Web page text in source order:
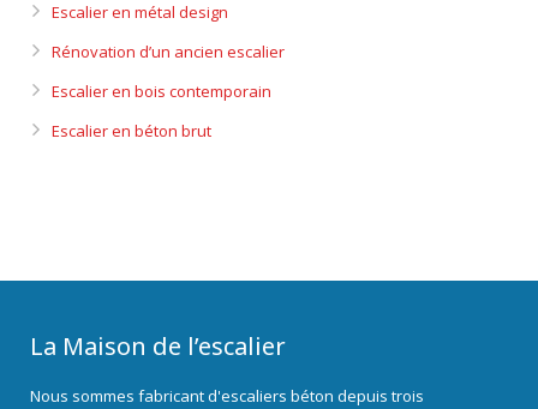
Escalier en métal design
Rénovation d’un ancien escalier
Escalier en bois contemporain
Escalier en béton brut
La Maison de l’escalier
Nous sommes fabricant d'escaliers béton depuis trois